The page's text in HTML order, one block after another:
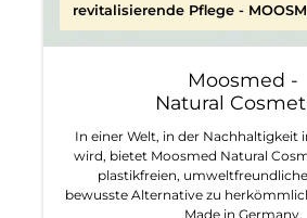
revitalisierende Pflege -
Moosmed -
Natural
In einer Welt, in der
wird, bietet Moosmed Natural
plastikfreien,
bewusste Alternative zu
Made in Germany.